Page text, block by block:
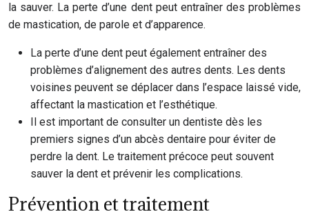
la sauver. La perte d’une dent peut entraîner des problèmes
de mastication, de parole et d’apparence.
La perte d’une dent peut également entraîner des
problèmes d’alignement des autres dents. Les dents
voisines peuvent se déplacer dans l’espace laissé vide,
affectant la mastication et l’esthétique.
Il est important de consulter un dentiste dès les
premiers signes d’un abcès dentaire pour éviter de
perdre la dent. Le traitement précoce peut souvent
sauver la dent et prévenir les complications.
Prévention et traitement